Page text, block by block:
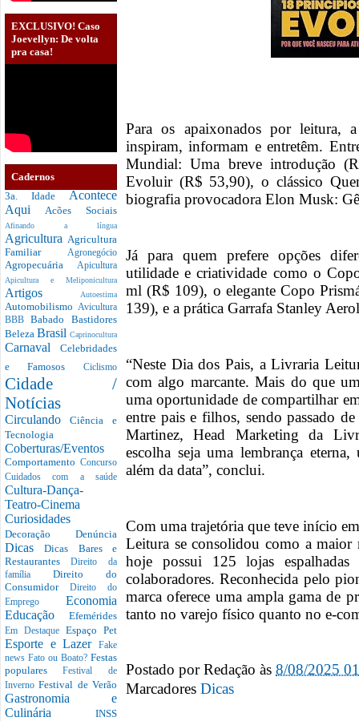
EXCLUSIVO! Caso
Joevellyn: De volta
pra casa!
Cadernos
3a. Idade Acontece
Aqui Acões Sociais
Afinando a língua
Agricultura Agricultura
Familiar Agronegócio
Agropecuária Apicultura
Apicultura e Meliponicultura
Artigos Autoestima
Automobilismo Avicultura
BBBBabado Bastidores
Beleza Brasil Caprinocultura
Carnaval Celebridades
e Famosos Ciclismo
Cidade /
Notícias
CirculandoCiência e
Tecnologia
Coberturas/Eventos
Comportamento Concurso
Cuidados com a saúde
Cultura-Dança-
Teatro-Cinema
Curiosidades
Decoração Denúncia
DicasDicas Bares e
RestaurantesDireito da
família Direito do
Consumidor Direito do
Emprego Economia
Educação Efemérides
Em Destaque Espaço Pet
Esporte e Lazer
Fake
news Fato ou Boato? Festas
popularesFestival de
InvernoFestival de Verão
Gastronomia e
Culinária INSS
Para os apaixonados por leitura,
inspiram, informam e entretêm.
Mundial: Uma breve introdução
Evoluir (R$ 53,90), o clássico
biografia provocadora Elon Musk:
Já para quem prefere opções
utilidade e criatividade como o
ml (R$ 109), o elegante Copo
139), e a prática Garrafa Stanley
“Neste Dia dos Pais, a Livraria
com algo marcante. Mais do que
uma oportunidade de compartilhar
entre pais e filhos, sendo passado
Martinez, Head Marketing da
escolha seja uma lembrança
além da data”, conclui.
Com uma trajetória que teve início
Leitura se consolidou como a
hoje possui 125 lojas
colaboradores. Reconhecida pelo
marca oferece uma ampla gama de
tanto no varejo físico quanto no e-
Postado porRedação às 8/08/2025
Marcadores Dicas